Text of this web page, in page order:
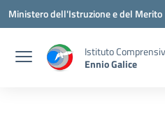
Vai ai contenuti
Vai al menu di navigazione
Vai al footer
Ministero dell'Istruzione e del Merito
Istituto
Ennio Galice